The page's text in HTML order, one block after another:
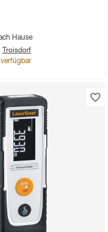
Hause
Troisdorf